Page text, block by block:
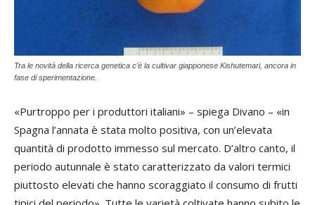
Tra le novità della ricerca genetica c’è la cultivar giapponese Kishutemari, ancora in
fase di sperimentazione.
«Purtroppo per i produttori italiani» – spiega Divano – «in
Spagna l’annata è stata molto positiva, con un’elevata
quantità di prodotto immesso sul mercato. D’altro canto, il
periodo autunnale è stato caratterizzato da valori termici
piuttosto elevati che hanno scoraggiato il consumo di frutti